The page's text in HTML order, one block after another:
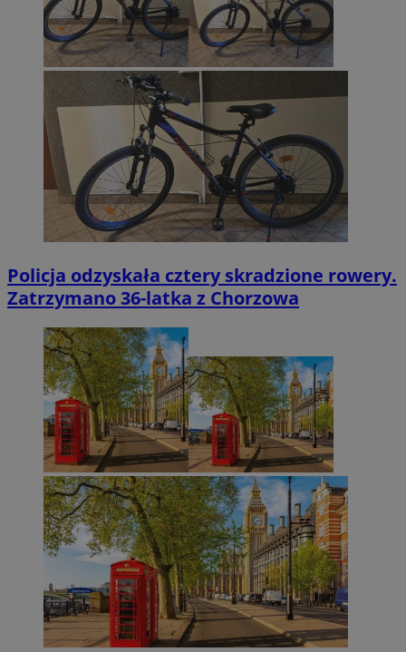
Policja odzyskała cztery skradzione rowery.
Zatrzymano 36-latka z Chorzowa